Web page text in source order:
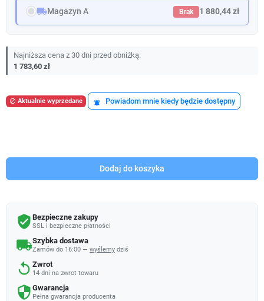
local_shippingMagazyn A Brak 1 880,44 zł
Najniższa cena z 30 dni przed obniżką:
1 783,60 zł
 Aktualnie wyprzedane notifications_active Powiadom mnie kiedy będzie dostępny
Dodaj do koszyka
verified_user Bezpieczne zakupy
SSL i bezpieczne płatności
local_shippingSzybka dostawa
Zamów do 16:00 — wyślemy dziś
replay Zwrot
14 dni na zwrot towaru
security Gwarancja
Pełna gwarancja producenta